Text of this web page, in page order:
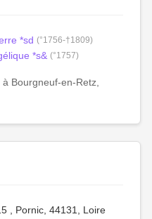
*sd (°1756-†1809)
*s& (°1757)
Bourgneuf-en-Retz,
, Pornic, 44131, Loire